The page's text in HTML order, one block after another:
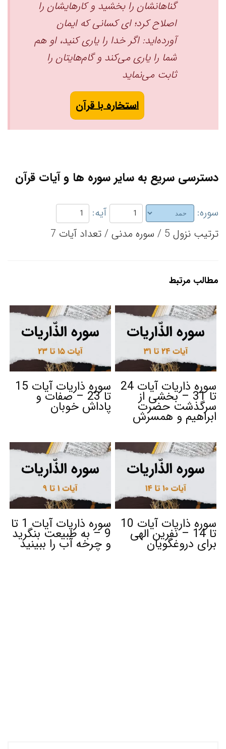
گناهانشان را بخشید و کارهایشان را
اصلاح کرد؛ ای کسانی که ایمان
آورده‌اید: اگر خدا را یاری کنید، او هم
شما را یاری می‌کند و گام‌هایتان را
ثابت می‌نماید ‏
استخاره با قرآن
دسترسی سریع به سایر سوره ها و آیات قرآن
سوره:
آیه:
ترتیب نزول 5 / سوره مدنی / تعداد آیات 7
مطالب مرتبط
سوره ذاریات آیات 24
تا 31 – بخشی از
سرگذشت حضرت
ابراهیم و همسرش
سوره ذاریات آیات 15
تا 23 – صفات و
پاداش خوبان
سوره ذاریات آیات 10
تا 14 – نفرین الهی
برای دروغگویان
سوره ذاریات آیات 1 تا
9 – به طبیعت بنگرید
و چرخه آب را ببینید